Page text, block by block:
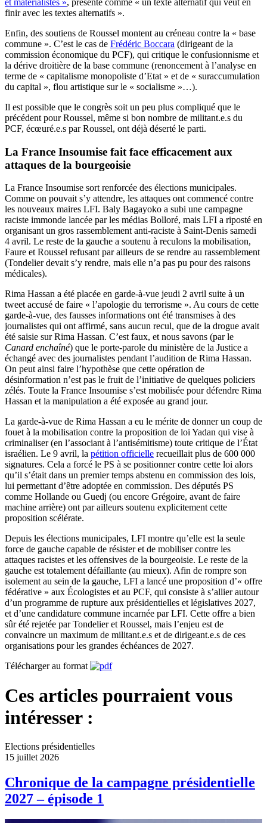
finir avec les textes alternatifs ».
Enfin, des soutiens de Roussel montent au créneau contre la « base
commune ». C’est le cas de Frédéric Boccara (dirigeant de la
commission économique du PCF), qui critique le confusionnisme et
la dérive droitière de la base commune (renoncement à l’analyse en
terme de « capitalisme monopoliste d’Etat » et de « suraccumulation
du capital », flou artistique sur le « socialisme »…).
Il est possible que le congrès soit un peu plus compliqué que le
précédent pour Roussel, même si bon nombre de militant.e.s du
PCF, écœuré.e.s par Roussel, ont déjà déserté le parti.
La France Insoumise fait face efficacement aux
attaques de la bourgeoisie
La France Insoumise sort renforcée des élections municipales.
Comme on pouvait s’y attendre, les attaques ont commencé contre
les nouveaux maires LFI. Baly Bagayoko a subi une campagne
raciste immonde lancée par les médias Bolloré, mais LFI a riposté en
organisant un gros rassemblement anti-raciste à Saint-Denis samedi
4 avril. Le reste de la gauche a soutenu à reculons la mobilisation,
Faure et Roussel refusant par ailleurs de se rendre au rassemblement
(Tondelier devait s’y rendre, mais elle n’a pas pu pour des raisons
médicales).
Rima Hassan a été placée en garde-à-vue jeudi 2 avril suite à un
tweet accusé de faire « l’apologie du terrorisme ». Au cours de cette
garde-à-vue, des fausses informations ont été transmises à des
journalistes qui ont affirmé, sans aucun recul, que de la drogue avait
été saisie sur Rima Hassan. C’est faux, et nous savons (par le
Canard enchaîné) que le porte-parole du ministère de la Justice a
échangé avec des journalistes pendant l’audition de Rima Hassan.
On peut ainsi faire l’hypothèse que cette opération de
désinformation n’est pas le fruit de l’initiative de quelques policiers
zélés. Toute la France Insoumise s’est mobilisée pour défendre Rima
Hassan et la manipulation a été exposée au grand jour.
La garde-à-vue de Rima Hassan a eu le mérite de donner un coup de
fouet à la mobilisation contre la proposition de loi Yadan qui vise à
criminaliser (en l’associant à l’antisémitisme) toute critique de l’État
israélien. Le 9 avril, la pétition officielle recueillait plus de 600 000
signatures. Cela a forcé le PS à se positionner contre cette loi alors
qu’il s’était dans un premier temps abstenu en commission des lois,
lui permettant d’être adoptée en commission. Des députés PS
comme Hollande ou Guedj (ou encore Grégoire, avant de faire
machine arrière) ont par ailleurs soutenu explicitement cette
proposition scélérate.
Depuis les élections municipales, LFI montre qu’elle est la seule
force de gauche capable de résister et de mobiliser contre les
attaques racistes et les offensives de la bourgeoisie. Le reste de la
gauche est totalement défaillante (au mieux). Afin de rompre son
isolement au sein de la gauche, LFI a lancé une proposition d’« offre
fédérative » aux Écologistes et au PCF, qui consiste à s’allier autour
d’un programme de rupture aux présidentielles et législatives 2027,
et d’une candidature commune incarnée par LFI. Cette offre a bien
sûr été rejetée par Tondelier et Roussel, mais l’enjeu est de
convaincre un maximum de militant.e.s et de dirigeant.e.s de ces
organisations pour les grandes échéances de 2027.
Télécharger au format
Ces articles pourraient vous
intéresser :
Elections présidentielles
15 juillet 2026
Chronique de la campagne présidentielle
2027 – épisode 1